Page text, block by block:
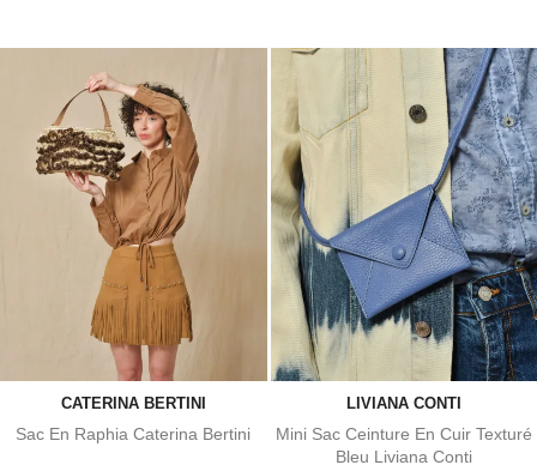
CATERINA BERTINI
Sac En Raphia Caterina Bertini
LIVIANA CONTI
Mini Sac Ceinture En Cuir Texturé
Bleu Liviana Conti